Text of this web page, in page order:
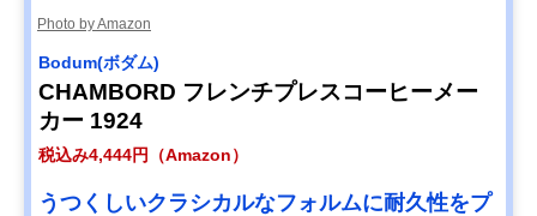
Photo by Amazon
Bodum(ボダム)
CHAMBORD フレンチプレスコーヒーメー
カー 1924
税込み4,444円（Amazon）
うつくしいクラシカルなフォルムに耐久性をプ